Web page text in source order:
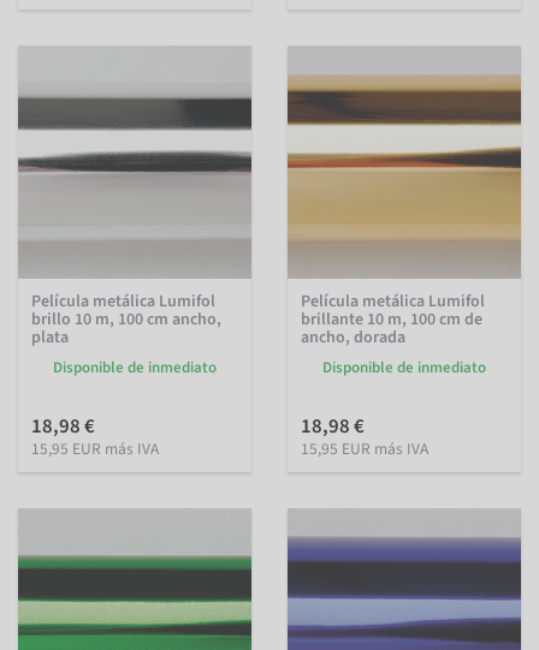
Película metálica Lumifol
brillo 10 m, 100 cm ancho,
plata
Disponible de inmediato
18,98 €
15,95 EUR más IVA
Película metálica Lumifol
brillante 10 m, 100 cm de
ancho, dorada
Disponible de inmediato
18,98 €
15,95 EUR más IVA